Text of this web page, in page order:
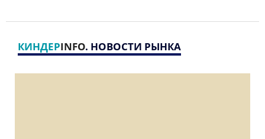
КИНДЕРINFO. НОВОСТИ РЫНКА